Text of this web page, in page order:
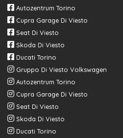
Autozentrum Torino
Cupra Garage Di Viesto
Seat Di Viesto
Skoda Di Viesto
Ducati Torino
Gruppo Di Viesto Volkswagen
Autozentrum Torino
Cupra Garage Di Viesto
Seat Di Viesto
Skoda Di Viesto
Ducati Torino